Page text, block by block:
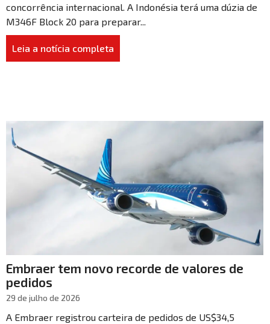
concorrência internacional. A Indonésia terá uma dúzia de
M346F Block 20 para preparar...
Leia a notícia completa
Embraer tem novo recorde de valores de
pedidos
29 de julho de 2026
A Embraer registrou carteira de pedidos de US$34,5